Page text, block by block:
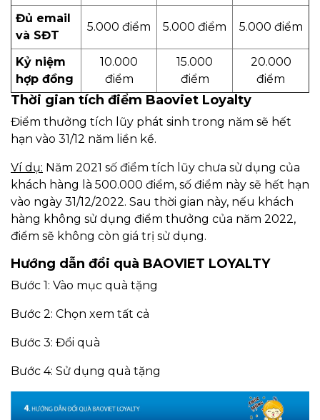
Đủ email
và SĐT
5.000 điểm 5.000 điểm 5.000 điểm
Kỷ niệm
hợp đồng
10.000
điểm
15.000
điểm
20.000
điểm
Thời gian tích điểm Baoviet Loyalty
Điểm thưởng tích lũy phát sinh trong năm sẽ hết
hạn vào 31/12 năm liền kề.
Ví dụ: Năm 2021 số điểm tích lũy chưa sử dụng của
khách hàng là 500.000 điểm, số điểm này sẽ hết hạn
vào ngày 31/12/2022. Sau thời gian này, nếu khách
hàng không sử dụng điểm thưởng của năm 2022,
điểm sẽ không còn giá trị sử dụng.
Hướng dẫn đổi quà BAOVIET LOYALTY
Bước 1: Vào mục quà tặng
Bước 2: Chọn xem tất cả
Bước 3: Đổi quà
Bước 4: Sử dụng quà tặng